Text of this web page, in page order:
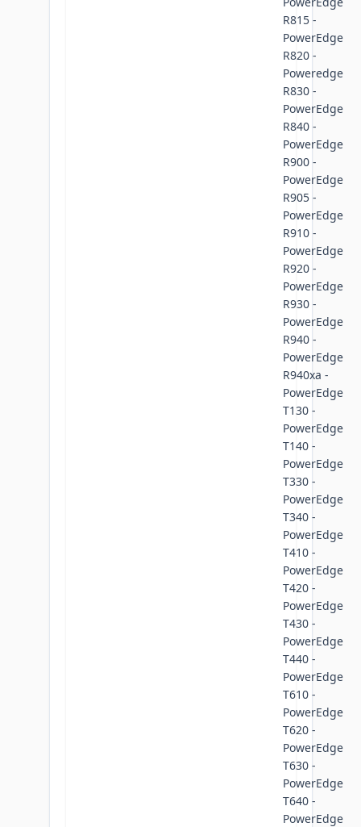
R815 -
PowerEdge
R820 -
Poweredge
R830 -
PowerEdge
R840 -
PowerEdge
R900 -
PowerEdge
R905 -
PowerEdge
R910 -
PowerEdge
R920 -
PowerEdge
R930 -
PowerEdge
R940 -
PowerEdge
R940xa -
PowerEdge
T130 -
PowerEdge
T140 -
PowerEdge
T330 -
PowerEdge
T340 -
PowerEdge
T410 -
PowerEdge
T420 -
PowerEdge
T430 -
PowerEdge
T440 -
PowerEdge
T610 -
PowerEdge
T620 -
PowerEdge
T630 -
PowerEdge
T640 -
PowerEdge